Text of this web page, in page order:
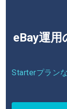
eBay運用
Starterプラン